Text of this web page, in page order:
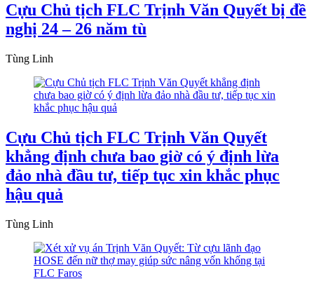
Cựu Chủ tịch FLC Trịnh Văn Quyết bị đề
nghị 24 – 26 năm tù
Tùng Linh
Cựu Chủ tịch FLC Trịnh Văn Quyết
khẳng định chưa bao giờ có ý định lừa
đảo nhà đầu tư, tiếp tục xin khắc phục
hậu quả
Tùng Linh